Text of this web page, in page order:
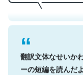
翻訳文体なせいか
ーの短編を読んだ